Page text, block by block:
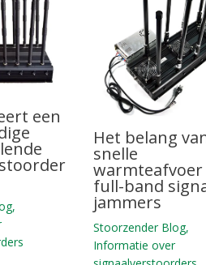
een
,
Het belang
snelle
warmteafvoer
full-band
jammers
Stoorzender Blog,
Informatie over